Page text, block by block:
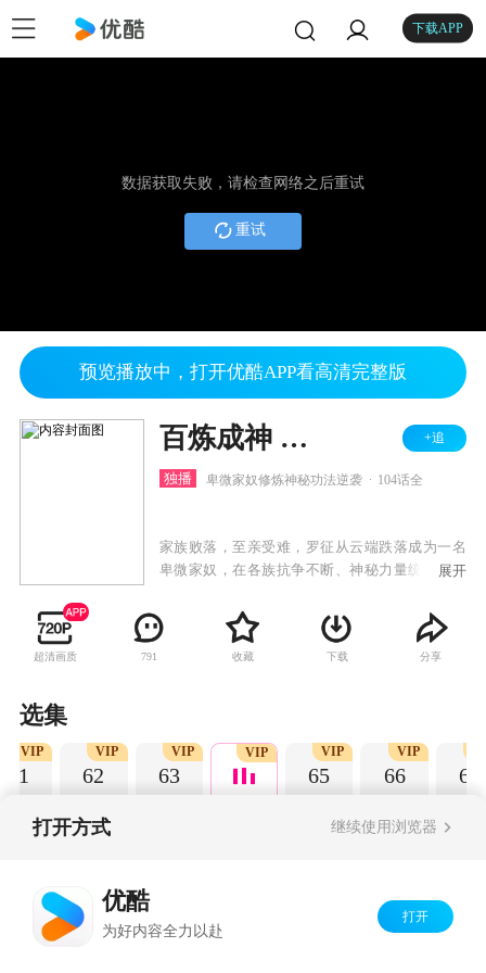
下载APP
数据获取失败，请检查网络之后重试
重试
预览播放中，打开优酷APP看高清完整版
百炼成神 第一二季 +追
独播 卑微家奴修炼神秘功法逆袭 104话全
家族败落，至亲受难，罗征从云端跌落成为一名
卑微家奴，在各族抗争不断、神秘力量统治的世
器，一道抗争的序幕，就此轰然拉开。
展开
超清画质 791 收藏 下载 分享
选集
61
VIP
62
VIP
63
VIP VIP
65
VIP
66
VIP
67
打开方式 继续使用浏览器
优酷
为好内容全力以赴
打开